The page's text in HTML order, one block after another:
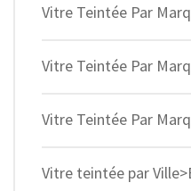
Vitre Teintée Par
Vitre Teintée Par
Vitre Teintée Par
Vitre teintée par